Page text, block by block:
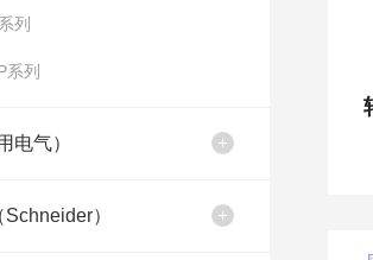
列
系列
电气）
）